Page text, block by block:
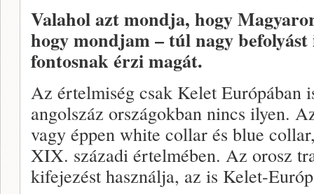
Valahol azt mondja, hogy
hogy mondjam – túl nagy
fontosnak érzi magát.
Az értelmiség csak Kelet Európában
angolszáz országokban nincs ilyen.
vagy éppen white collar és blue
XIX. századi értelmében. Az orosz
kifejezést használja, az is Kelet-